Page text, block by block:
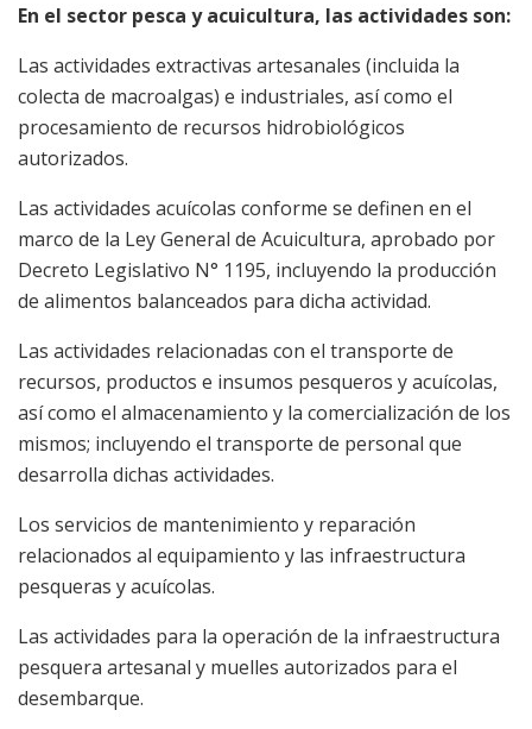
En el sector pesca y acuicultura, las actividades son:
Las actividades extractivas artesanales (incluida la
colecta de macroalgas) e industriales, así como el
procesamiento de recursos hidrobiológicos
autorizados.
Las actividades acuícolas conforme se definen en el
marco de la Ley General de Acuicultura, aprobado por
Decreto Legislativo N° 1195, incluyendo la producción
de alimentos balanceados para dicha actividad.
Las actividades relacionadas con el transporte de
recursos, productos e insumos pesqueros y acuícolas,
así como el almacenamiento y la comercialización de los
mismos; incluyendo el transporte de personal que
desarrolla dichas actividades.
Los servicios de mantenimiento y reparación
relacionados al equipamiento y las infraestructura
pesqueras y acuícolas.
Las actividades para la operación de la infraestructura
pesquera artesanal y muelles autorizados para el
desembarque.